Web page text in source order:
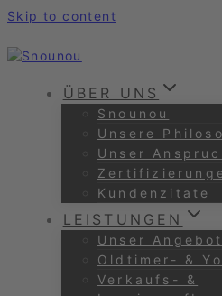
Skip to content
ÜBER UNS
Snounou
Unsere
Unser
Kundenzitate
LEISTUNGEN
Unser Angebot
Oldtimer- &
Verkaufs- &